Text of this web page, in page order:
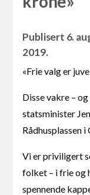
Publisert 6.
2019.
«Frie valg er
Disse vakre –
statsminister
Rådhusplassen
Vi er priviligert
folket – i frie og
spennende